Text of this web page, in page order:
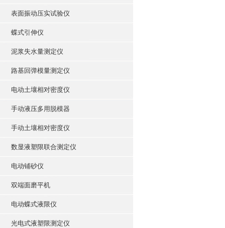
表面振动压实试验仪
蝶式引伸仪
泥浆失水量测定仪
路基回弹模量测定仪
电动土壤相对密度仪
手动液压多用脱模器
手动土壤相对密度仪
数显液塑限联合测定仪
电动铺砂仪
双端面磨平机
电动蝶式液限仪
光电式液塑限测定仪